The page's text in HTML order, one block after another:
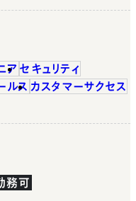
ア セキュリティ
ルス カスタマーサクセス
務可